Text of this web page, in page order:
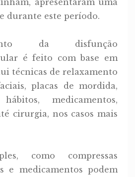
apresentaram uma
durante este período.
da disfunção
é feito com base em
técnicas de relaxamento
placas de mordida,
medicamentos,
cirurgia, nos casos mais
como compressas
e medicamentos podem